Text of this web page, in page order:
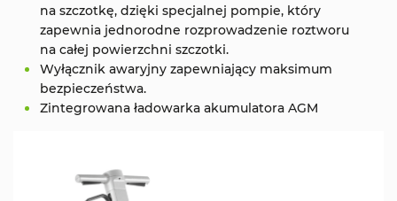
na szczotkę, dzięki specjalnej pompie, który
zapewnia jednorodne rozprowadzenie roztworu
na całej powierzchni szczotki.
Wyłącznik awaryjny zapewniający maksimum
bezpieczeństwa.
Zintegrowana ładowarka akumulatora AGM